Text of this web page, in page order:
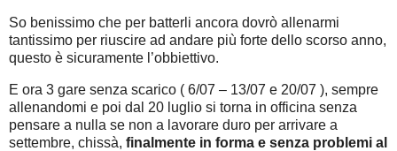
So benissimo che per batterli ancora dovrò allenarmi
tantissimo per riuscire ad andare più forte dello scorso anno,
questo è sicuramente l’obbiettivo.
E ora 3 gare senza scarico ( 6/07 – 13/07 e 20/07 ), sempre
allenandomi e poi dal 20 luglio si torna in officina senza
pensare a nulla se non a lavorare duro per arrivare a
settembre, chissà, finalmente in forma e senza problemi al